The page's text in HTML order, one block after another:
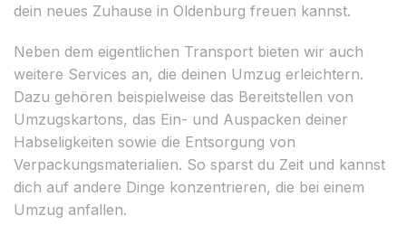
dein neues Zuhause in Oldenburg freuen kannst.
Neben dem eigentlichen Transport bieten wir auch
weitere Services an, die deinen Umzug erleichtern.
Dazu gehören beispielweise das Bereitstellen von
Umzugskartons, das Ein- und Auspacken deiner
Habseligkeiten sowie die Entsorgung von
Verpackungsmaterialien. So sparst du Zeit und kannst
dich auf andere Dinge konzentrieren, die bei einem
Umzug anfallen.